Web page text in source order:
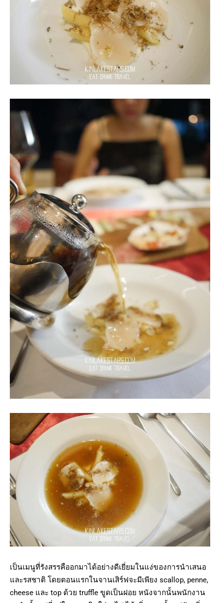
เป็นเมนูที่รังสรรคืออกมาได้อย่างดีเยี่ยมในแง่ของการนำเสนอ
และรสชาติ โดยตอนแรกในจานเสิร์ฟจะมีเพียง scallop, penne,
cheese และ top ด้วย truffle ขูดเป็นฝอย หนังจากนั้นพนักงาน